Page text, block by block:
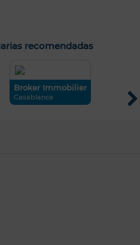
recomendadas
Broker Immobilier
Casablanca